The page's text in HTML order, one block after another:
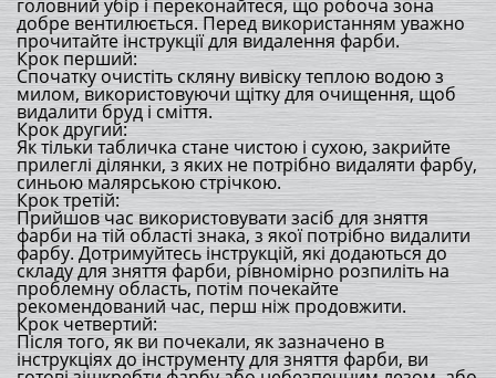
головний убір і переконайтеся, що робоча зона
добре вентилюється. Перед використанням уважно
прочитайте інструкції для видалення фарби.
Крок перший:
Спочатку очистіть скляну вивіску теплою водою з
милом, використовуючи щітку для очищення, щоб
видалити бруд і сміття.
Крок другий:
Як тільки табличка стане чистою і сухою, закрийте
прилеглі ділянки, з яких не потрібно видаляти фарбу,
синьою малярською стрічкою.
Крок третій:
Прийшов час використовувати засіб для зняття
фарби на тій області знака, з якої потрібно видалити
фарбу. Дотримуйтесь інструкцій, які додаються до
складу для зняття фарби, рівномірно розпиліть на
проблемну область, потім почекайте
рекомендований час, перш ніж продовжити.
Крок четвертий:
Після того, як ви почекали, як зазначено в
інструкціях до інструменту для зняття фарби, ви